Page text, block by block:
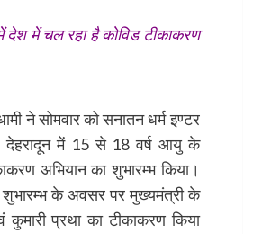
देश में चल रहा है कोविड टीकाकरण
ने सोमवार को सनातन धर्म इण्टर
देहरादून में 15 से 18 वर्ष आयु के
अभियान का शुभारम्भ किया।
के अवसर पर मुख्यमंत्री के
कुमारी प्रथा का टीकाकरण किया